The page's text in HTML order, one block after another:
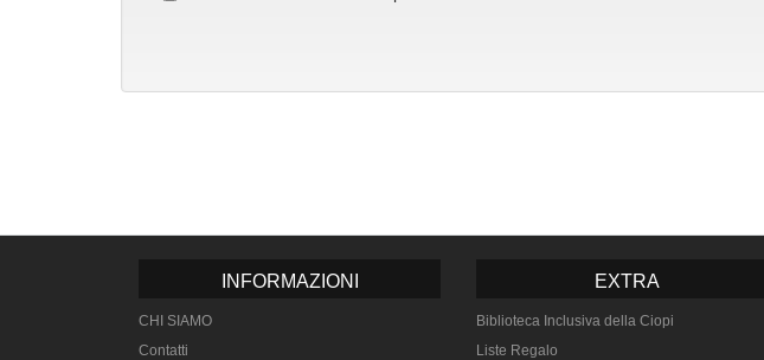
INFORMAZIONI
CHI SIAMO
Contatti
EXTRA
Biblioteca Inclusiva della Ciopi
Liste Regalo